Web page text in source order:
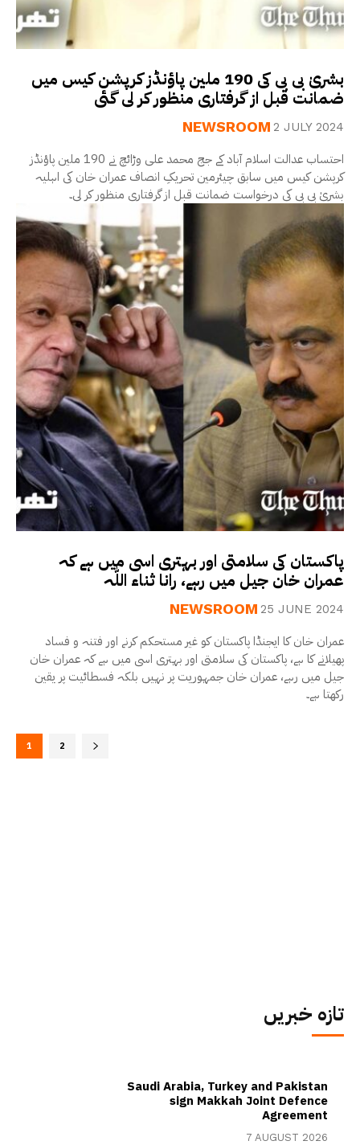
بشریٰ بی بی کی 190 ملین پاؤنڈز کرپشن کیس میں
ضمانت قبل از گرفتاری منظور کر لی گئی
NEWSROOM 2 JULY 2024
احتساب عدالت اسلام آباد کے جج محمد علی وڑائچ نے 190 ملین پاؤنڈز
کرپشن کیس میں سابق چیئرمین تحریکِ انصاف عمران خان کی اہلیہ
بشریٰ بی بی کی درخواست ضمانت قبل از گرفتاری منظور کر لی۔
پاکستان کی سلامتی اور بہتری اسی میں ہے کہ
عمران خان جیل میں رہے، رانا ثناء اللّٰہ
NEWSROOM 25 JUNE 2024
عمران خان کا ایجنڈا پاکستان کو غیر مستحکم کرنے اور فتنہ و فساد
پھیلانے کا ہے، پاکستان کی سلامتی اور بہتری اسی میں ہے کہ عمران خان
جیل میں رہے، عمران خان جمہوریت پر نہیں بلکہ فسطائیت پر یقین
رکھتا ہے۔
1 2
تازہ خبریں
Saudi Arabia, Turkey and Pakistan
sign Makkah Joint Defence
Agreement
7 AUGUST 2026